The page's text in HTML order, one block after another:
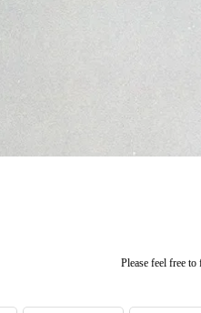
Please feel free